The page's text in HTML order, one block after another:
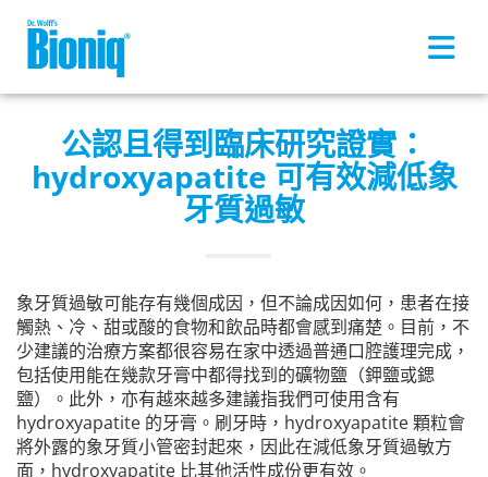
公認且得到臨床研究證實：
hydroxyapatite 可有效減低象
牙質過敏
象牙質過敏可能存有幾個成因，但不論成因如何，患者在接
觸熱、冷、甜或酸的食物和飲品時都會感到痛楚。目前，不
少建議的治療方案都很容易在家中透過普通口腔護理完成，
包括使用能在幾款牙膏中都得找到的礦物鹽（鉀鹽或鍶
鹽）。此外，亦有越來越多建議指我們可使用含有
hydroxyapatite 的牙膏。刷牙時，hydroxyapatite 顆粒會
將外露的象牙質小管密封起來，因此在減低象牙質過敏方
面，hydroxyapatite 比其他活性成份更有效。